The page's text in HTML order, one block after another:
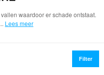
waardoor er schade ontstaat.
... Lees meer
Filter